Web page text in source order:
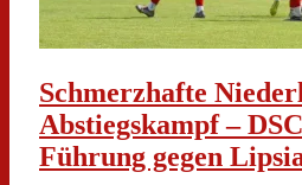
Schmerzhafte
Abstiegskampf –
Führung gegen